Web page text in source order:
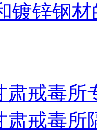
镀锌钢
肃戒毒所
肃戒毒所